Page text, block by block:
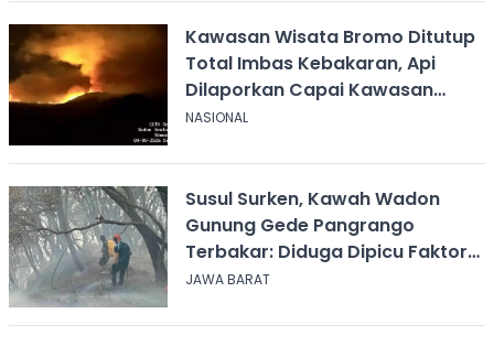
Kawasan Wisata Bromo Ditutup
Total Imbas Kebakaran, Api
Dilaporkan Capai Kawasan
Sabana
NASIONAL
Susul Surken, Kawah Wadon
Gunung Gede Pangrango
Terbakar: Diduga Dipicu Faktor
Alam
JAWA BARAT